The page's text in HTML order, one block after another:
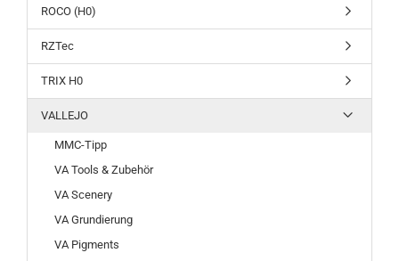
ROCO (H0)
RZTec
TRIX H0
VALLEJO
MMC-Tipp
VA Tools & Zubehör
VA Scenery
VA Grundierung
VA Pigments